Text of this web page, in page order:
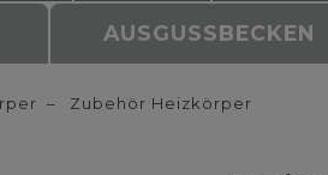
AUSGUSSBECKEN
Zubehör Heizkörper